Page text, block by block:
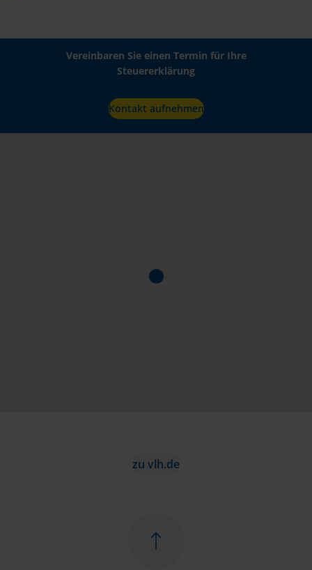
Vereinbaren Sie einen Termin für Ihre
Steuererklärung
Kontakt aufnehmen
zu vlh.de